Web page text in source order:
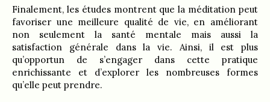
Finalement, les études montrent que la méditation peut
favoriser une meilleure qualité de vie, en améliorant
non seulement la santé mentale mais aussi la
satisfaction générale dans la vie. Ainsi, il est plus
qu’opportun de s’engager dans cette pratique
enrichissante et d’explorer les nombreuses formes
qu’elle peut prendre.